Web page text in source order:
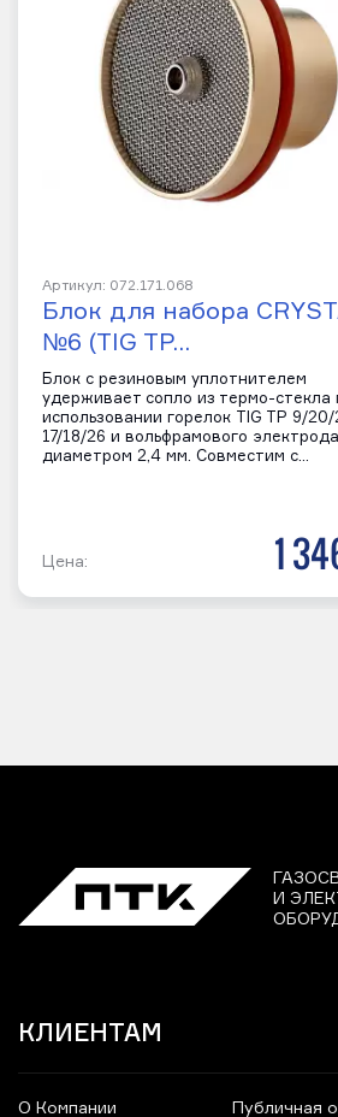
Артикул: 072.171.068
Блок для набора
№6 (TIG TP…
Блок с резиновым уплотнителем
удерживает сопло из термо-стекла
использовании горелок TIG TP 9/20/
17/18/26 и вольфрамового электрода
диаметром 2,4 мм. Совместим с…
Цена: 1
И
КЛИЕНТАМ
О Компании Публичная